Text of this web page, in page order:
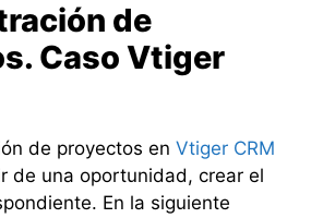
de
Caso Vtiger
de proyectos en Vtiger CRM
de una oportunidad, crear el
En la siguiente